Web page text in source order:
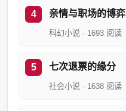
亲情与职场的博弈
科幻小说 · 1693 阅读
七次退票的缘分
社会小说 · 1638 阅读